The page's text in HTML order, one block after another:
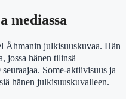
mediassa
Åhmanin julkisuuskuvaa. Hän
jossa hänen tilinsä
Some-aktiivisuus ja
hänen julkisuuskuvalleen.